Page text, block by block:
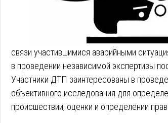
связи участившимися аварийными
в проведении независимой экспертизы
Участники ДТП заинтересованы в
объективного исследования для
происшествии, оценки и определении